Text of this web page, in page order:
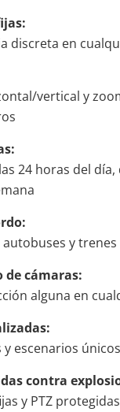
discreta en
vertical y
24 horas del
y trenes
cámaras:
alguna en
y escenarios únicos
contra
y PTZ